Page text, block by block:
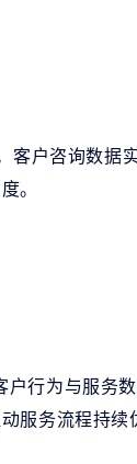
户咨询数据
。
行为与服务
服务流程持续